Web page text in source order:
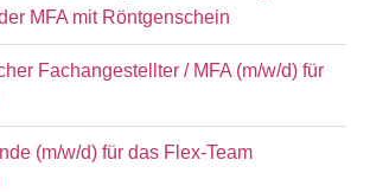
MFA mit Röntgenschein
Fachangestellter / MFA (m/w/d) für
(m/w/d) für das Flex-Team